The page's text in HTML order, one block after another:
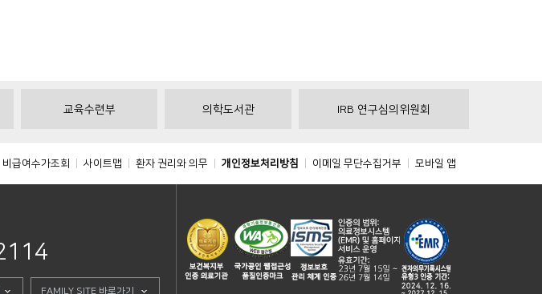
교육수련부 의학도서관 IRB 연구심의위원회
비급여수가조회 사이트맵 환자 권리와 의무 개인정보처리방침 이메일 무단수집거부 모바일 앱
FAMILY SITE 바로가기